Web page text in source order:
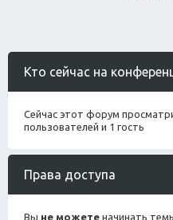
Кто сейчас на
Сейчас этот форум
пользователей и 1 гость
Права доступа
Вы не можете начинать